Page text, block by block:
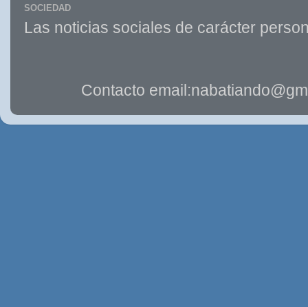
SOCIEDAD
Las noticias sociales de carácter
Contacto